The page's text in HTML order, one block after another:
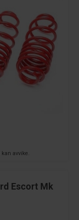
avvike.
Escort Mk